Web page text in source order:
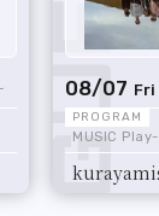
08/07 Fri
MUSIC Play-